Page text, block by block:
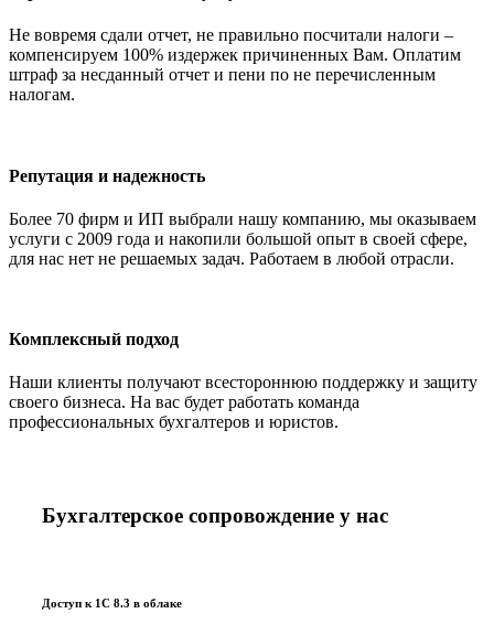
Не вовремя сдали отчет, не правильно посчитали налоги –
компенсируем 100% издержек причиненных Вам. Оплатим
штраф за несданный отчет и пени по не перечисленным
налогам.
Репутация и надежность
Более 70 фирм и ИП выбрали нашу компанию, мы оказываем
услуги с 2009 года и накопили большой опыт в своей сфере,
для нас нет не решаемых задач. Работаем в любой отрасли.
Комплексный подход
Наши клиенты получают всестороннюю поддержку и защиту
своего бизнеса. На вас будет работать команда
профессиональных бухгалтеров и юристов.
Бухгалтерское сопровождение у нас
Доступ к 1С 8.3 в облаке